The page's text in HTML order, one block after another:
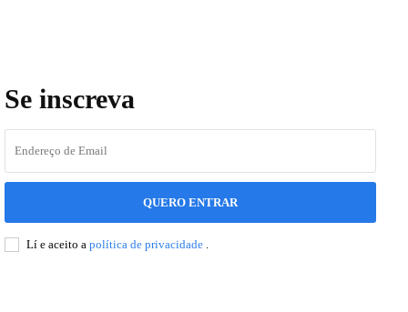
Se inscreva
QUERO ENTRAR
Lí e aceito a política de privacidade